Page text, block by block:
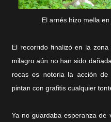
El arnés hizo mella
El recorrido finalizó en la
milagro aún no han sido
rocas es notoria la acción de
pintan con grafitis cualquier
Ya no guardaba esperanza de